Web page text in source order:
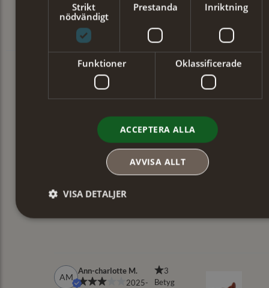
Strikt
nödvändigt
Prestanda Inriktning
Funktioner Oklassificerade
ACCEPTERA ALLA
AVVISA ALLT
VISA DETALJER